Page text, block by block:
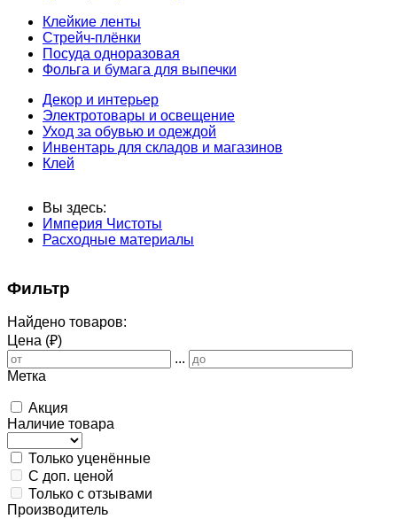
Клейкие ленты
Стрейч-плёнки
Посуда одноразовая
Фольга и бумага для выпечки
Декор и интерьер
Электротовары и освещение
Уход за обувью и одеждой
Инвентарь для складов и магазинов
Клей
Вы здесь:
Империя Чистоты
Расходные материалы
Фильтр
Найдено товаров:
Цена (₽)
...
Метка
Акция
Наличие товара
Только уценённые
С доп. ценой
Только с отзывами
Производитель